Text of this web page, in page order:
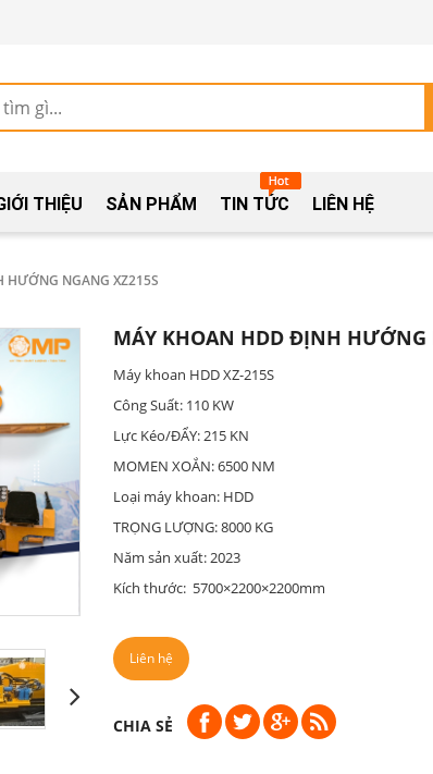
THIỆU SẢN PHẨM TIN TỨC LIÊN HỆ
NGANG XZ215S
MÁY KHOAN HDD ĐỊNH HƯỚNG
Máy khoan HDD XZ-215S
Công Suất: 110 KW
Lực Kéo/ĐẨY: 215 KN
MOMEN XOẮN: 6500 NM
Loại máy khoan: HDD
TRỌNG LƯỢNG: 8000 KG
Năm sản xuất: 2023
Kích thước: 5700×2200×2200mm
Liên hệ
CHIA SẺ